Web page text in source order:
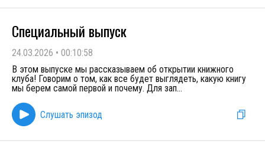
Специальный выпуск
24.03.2026 • 00:10:58
В этом выпуске мы рассказываем об открытии книжного
клуба! Говорим о том, как все будет выглядеть, какую книгу
мы берем самой первой и почему. Для зап...
Слушать эпизод